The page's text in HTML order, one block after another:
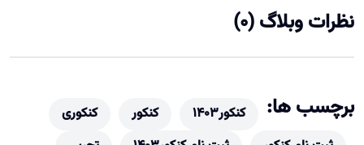
نظرات وبلاگ (0)
برچسب ها: کنکور۱۴۰۳ کنکور
کنکوری